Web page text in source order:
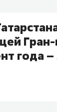
года –